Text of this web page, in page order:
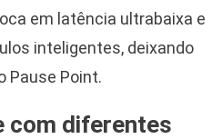
em latência ultrabaixa e
inteligentes, deixando
Pause Point.
com diferentes